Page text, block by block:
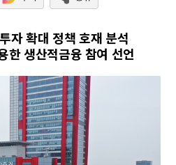
자 확대 정책 호재 분석
한 생산적금융 참여 선언